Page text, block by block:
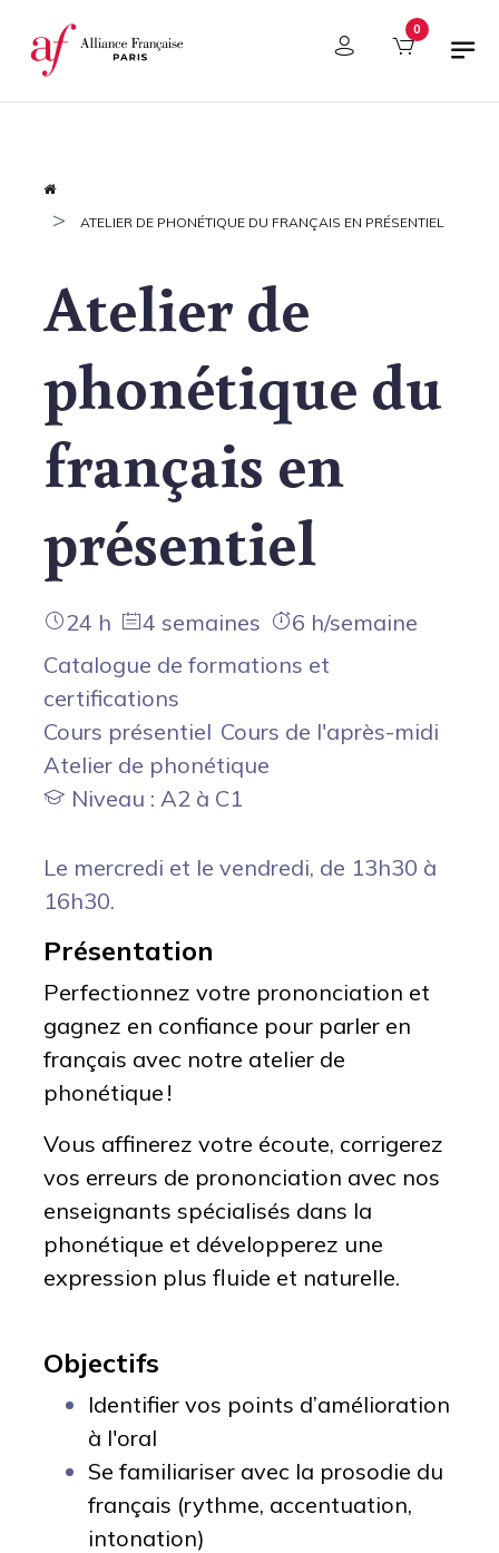
Panneau de gestion des cookies 0
ATELIER DE PHONÉTIQUE DU FRANÇAIS EN PRÉSENTIEL
Atelier de
phonétique du
français en
présentiel
24 h 4 semaines
6 h/semaine
Catalogue de formations et
certifications
Cours présentiel Cours de l'après-midi
Atelier de phonétique
Niveau : A2 à C1
Le mercredi et le vendredi, de 13h30 à
16h30.
Présentation
Perfectionnez votre prononciation et
gagnez en confiance pour parler en
français avec notre atelier de
phonétique !
Vous affinerez votre écoute, corrigerez
vos erreurs de prononciation avec nos
enseignants spécialisés dans la
phonétique et développerez une
expression plus fluide et naturelle.
Objectifs
Identifier vos points d’amélioration
à l'oral
Se familiariser avec la prosodie du
français (rythme, accentuation,
intonation)